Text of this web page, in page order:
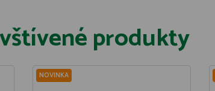
produkty
NOVINKA